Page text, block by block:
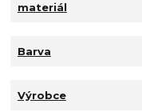
materiál
Barva
Výrobce